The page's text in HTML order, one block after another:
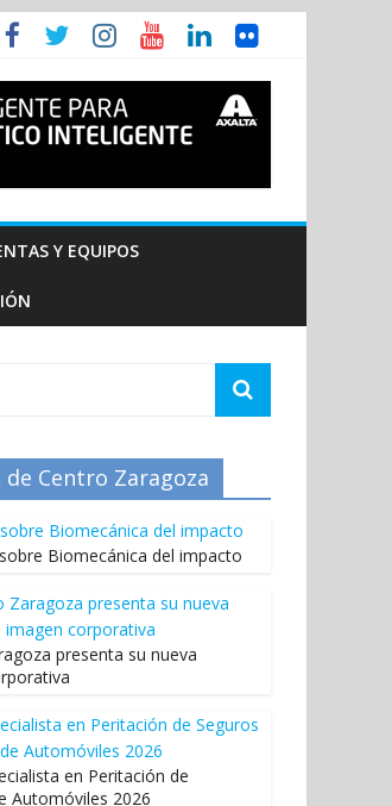
Y EQUIPOS
Centro Zaragoza
Biomecánica del impacto
presenta su nueva
en Peritación de
Automóviles 2026